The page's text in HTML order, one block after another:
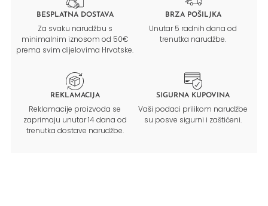
BESPLATNA DOSTAVA
Za svaku narudžbu s
minimalnim iznosom od 50€
prema svim dijelovima Hrvatske.
BRZA POŠILJKA
Unutar 5 radnih dana od
trenutka narudžbe.
REKLAMACIJA
Reklamacije proizvoda se
zaprimaju unutar 14 dana od
trenutka dostave narudžbe.
SIGURNA KUPOVINA
Vaši podaci prilikom narudžbe
su posve sigurni i zaštićeni.